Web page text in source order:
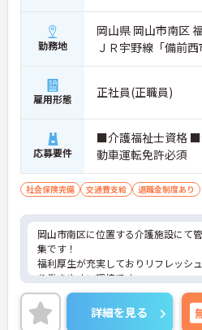
勤務地
岡山県 岡山市南区
ＪＲ宇野線「備前
雇用形態 正社員(正職員)
応募要件
■介護福祉士資格
動車運転免許必須
社会保険完備 交通費支給 退職金制度あり
岡山市南区に位置する介護施設にて
集です！
福利厚生が充実しておりリフレッシ
り働きやすい環境です。
ご興味ある方には、面接対策ポイン
詳細をお話しいたしますのでお気軽に
い！
詳細を見る